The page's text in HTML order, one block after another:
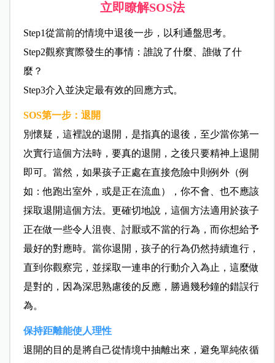
立即瞭解SOS法
Step1從當前的情境中退後一步，以利通盤思考。
Step2觀察實際發生的事情：誰說了什麼、誰做了什
麼？
Step3介入並決定最有效的回應方式。
SOS第一步：退開
別懷疑，這裡說的退開，是指真的退後，至少當你第一
次實行這個方法時，要真的退開，之後只要精神上退開
即可。當然，如果孩子正處在直接危險中則例外（例
如：他跑出室外，或是正在流血），你不會、也不應該
採取退開這個方法。更確切地說，這個方法適用於孩子
正在做一些令人沮喪、討厭或不當的行為，而你想給予
最好的對應時。當你退開，孩子的行為仍然持續進行，
直到你觀察完，並採取一連串的行動介入為止，這麼做
是對的，因為深思熟慮後的反應，勝過幾秒鐘的錯誤行
為。
保持距離能使人理性
退開的目的是將自己從情境中抽離出來，避免單純依循